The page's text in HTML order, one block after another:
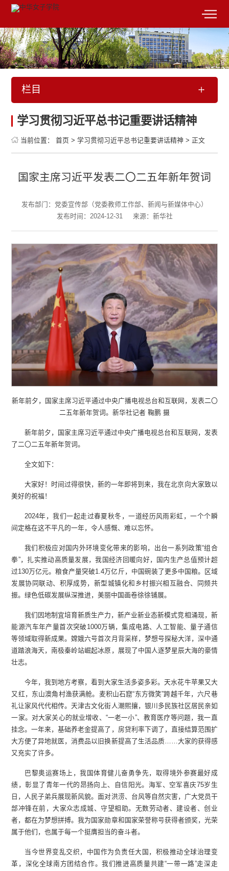
栏目
学习贯彻习近平总书记重要讲话精神
当前位置： 首页 > 学习贯彻习近平总书记重要讲话精神 > 正文
国家主席习近平发表二〇二五年新年贺词
发布部门：党委宣传部（党委教师工作部、新闻与新媒体中心）
发布时间：2024-12-31
来源：新华社
新年前夕，国家主席习近平通过中央广播电视总台和互联网，发表二〇
二五年新年贺词。新华社记者 鞠鹏 摄
新年前夕，国家主席习近平通过中央广播电视总台和互联网，发表
了二〇二五年新年贺词。
全文如下：
大家好！时间过得很快，新的一年即将到来，我在北京向大家致以
美好的祝福！
2024年，我们一起走过春夏秋冬，一道经历风雨彩虹，一个个瞬
间定格在这不平凡的一年，令人感慨、难以忘怀。
我们积极应对国内外环境变化带来的影响，出台一系列政策“组合
拳”，扎实推动高质量发展，我国经济回暖向好，国内生产总值预计超
过130万亿元。粮食产量突破1.4万亿斤，中国碗装了更多中国粮。区域
发展协同联动、积厚成势，新型城镇化和乡村振兴相互融合、同频共
振。绿色低碳发展纵深推进，美丽中国画卷徐徐铺展。
我们因地制宜培育新质生产力，新产业新业态新模式竞相涌现，新
能源汽车年产量首次突破1000万辆，集成电路、人工智能、量子通信
等领域取得新成果。嫦娥六号首次月背采样，梦想号探秘大洋，深中通
道踏浪海天，南极秦岭站崛起冰原，展现了中国人逐梦星辰大海的豪情
壮志。
今年，我到地方考察，看到大家生活多姿多彩。天水花牛苹果又大
又红，东山澳角村渔获满舱。麦积山石窟“东方微笑”跨越千年，六尺巷
礼让家风代代相传。天津古文化街人潮熙攘，银川多民族社区居民亲如
一家。对大家关心的就业增收、“一老一小”、教育医疗等问题，我一直
挂念。一年来，基础养老金提高了，房贷利率下调了，直接结算范围扩
大方便了异地就医，消费品以旧换新提高了生活品质……大家的获得感
又充实了许多。
巴黎奥运赛场上，我国体育健儿奋勇争先，取得境外参赛最好成
绩，彰显了青年一代的昂扬向上、自信阳光。海军、空军喜庆75岁生
日，人民子弟兵展现新风貌。面对洪涝、台风等自然灾害，广大党员干
部冲锋在前，大家众志成城、守望相助。无数劳动者、建设者、创业
者，都在为梦想拼搏。我为国家勋章和国家荣誉称号获得者颁奖，光荣
属于他们，也属于每一个挺膺担当的奋斗者。
当今世界变乱交织，中国作为负责任大国，积极推动全球治理变
革，深化全球南方团结合作。我们推进高质量共建“一带一路”走深走